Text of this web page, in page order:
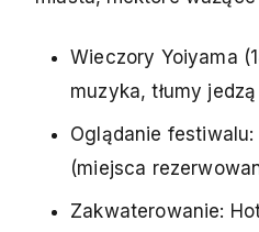
Wieczory Yoiyama
muzyka, tłumy
Oglądanie
(miejsca
Zakwaterowanie: